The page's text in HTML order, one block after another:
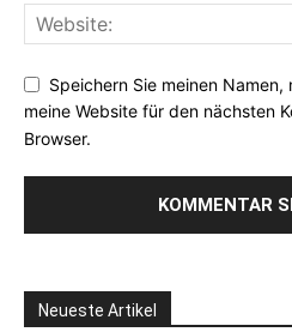
Speichern Sie meinen
meine Website für den nächsten
Browser.
Neueste Artikel